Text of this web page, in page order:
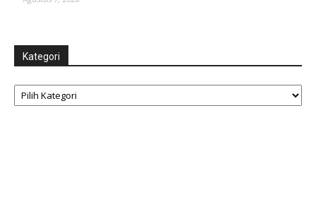
Kategori
Kategori